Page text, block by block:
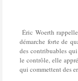
Éric Woerth
démarche forte de
des contribuables
le contrôle, elle
qui commettent des